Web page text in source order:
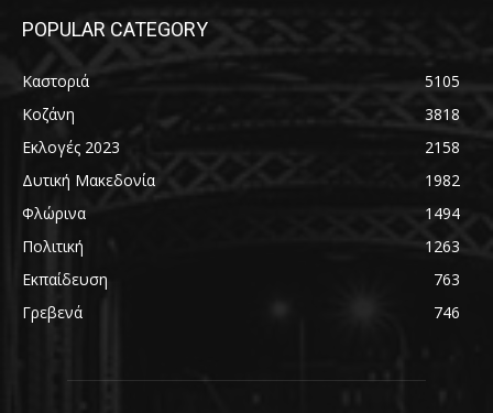
POPULAR CATEGORY
Καστοριά
5105
Κοζάνη
3818
Εκλογές 2023
2158
Δυτική Μακεδονία
1982
Φλώρινα
1494
Πολιτική
1263
Εκπαίδευση
763
Γρεβενά
746